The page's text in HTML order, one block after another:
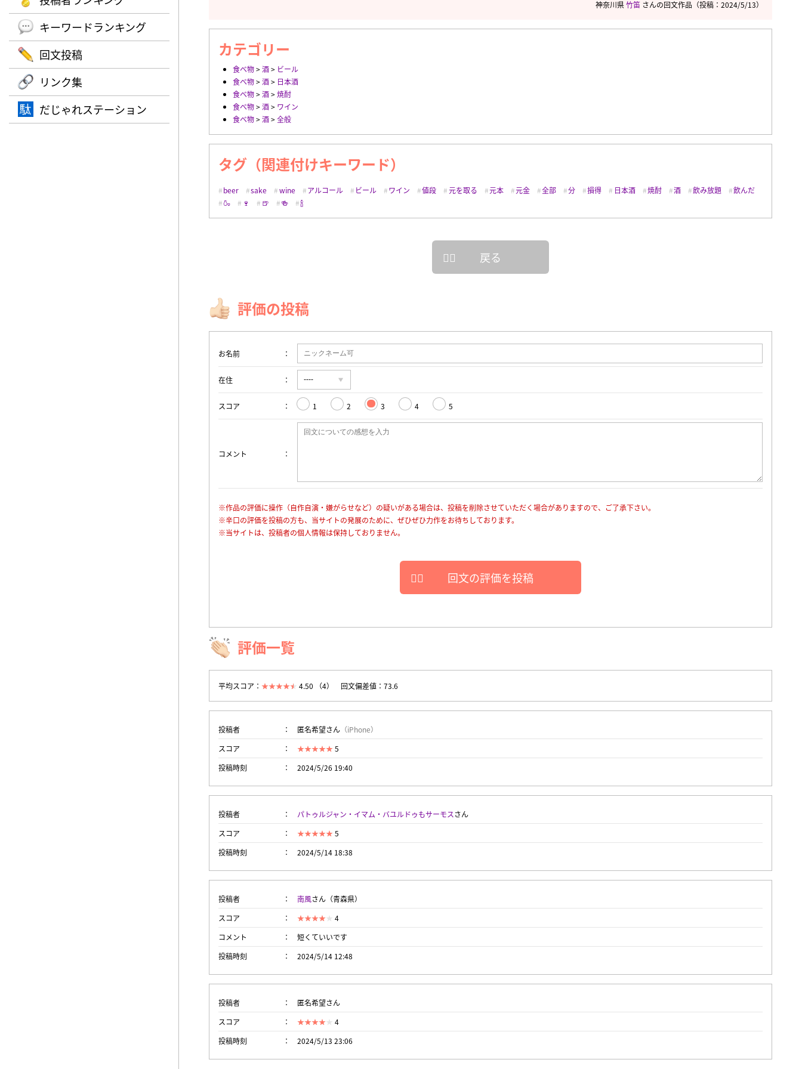
キーワードランキング
回文投稿
リンク集
だじゃれステーション
神奈川県竹笛 さんの回文作品 （投稿：2024/5/13）
カテゴリー
食べ物>酒> ビール
食べ物>酒> 日本酒
食べ物>酒>焼酎
食べ物>酒> ワイン
食べ物>酒>全般
タグ（関連付けキーワード）
beer sake wine アルコール ビール ワイン 値段 元を取る 元本 元金 全部 分 損得 日本酒 焼酎 酒 飲み放題
飲んだ
🍶
🍷 🍺 🍻 🍾
戻る
評価の投稿
お名前
在住
スコア 1 2 3 4 5
コメント
※作品の評価に操作（自作自演・嫌がらせなど）の疑いがある場合は、投稿を削除させていただく場合がありますので、ご了承下さい。
※辛口の評価を投稿の方も、当サイトの発展のために、ぜひぜひ力作をお待ちしております。
※当サイトは、投稿者の個人情報は保持しておりません。
回文の評価を投稿
評価一覧
平均スコア： 4.50 （4） 回文偏差値：73.6
投稿者 匿名希望さん （iPhone）
スコア
5
投稿時刻
2024/5/26 19:40
投稿者 パトゥルジャン・イマム・バユルドゥもサーモス さん
スコア
5
投稿時刻
2024/5/14 18:38
投稿者 南風さん（青森県）
スコア
4
コメント
短くていいです
投稿時刻
2024/5/14 12:48
投稿者
匿名希望さん
スコア
4
投稿時刻
2024/5/13 23:06